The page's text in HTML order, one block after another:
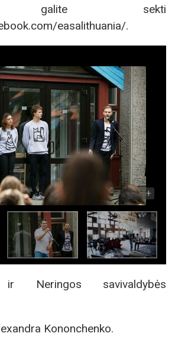
galite sekti
easalithuania/.
- +
ir Neringos savivaldybės
Kononchenko.